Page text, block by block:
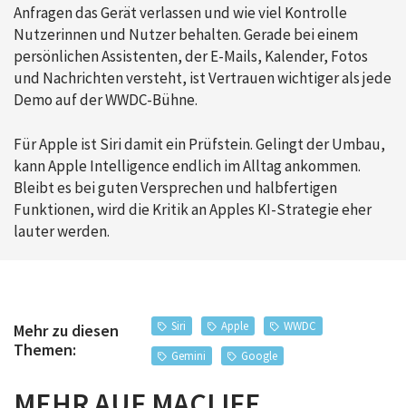
Anfragen das Gerät verlassen und wie viel Kontrolle
Nutzerinnen und Nutzer behalten. Gerade bei einem
persönlichen Assistenten, der E-Mails, Kalender, Fotos
und Nachrichten versteht, ist Vertrauen wichtiger als jede
Demo auf der WWDC-Bühne.
Für Apple ist Siri damit ein Prüfstein. Gelingt der Umbau,
kann Apple Intelligence endlich im Alltag ankommen.
Bleibt es bei guten Versprechen und halbfertigen
Funktionen, wird die Kritik an Apples KI-Strategie eher
lauter werden.
Mehr zu diesen
Themen:
Siri Apple
WWDC
Gemini
Google